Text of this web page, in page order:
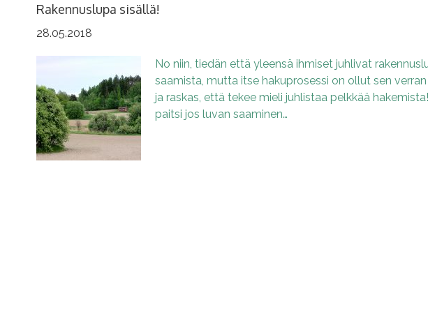
Rakennuslupa sisällä!
28.05.2018
No niin, tiedän että yleensä ihmiset juhlivat
saamista, mutta itse hakuprosessi on ollut sen
ja raskas, että tekee mieli juhlistaa pelkkää
paitsi jos luvan saaminen…